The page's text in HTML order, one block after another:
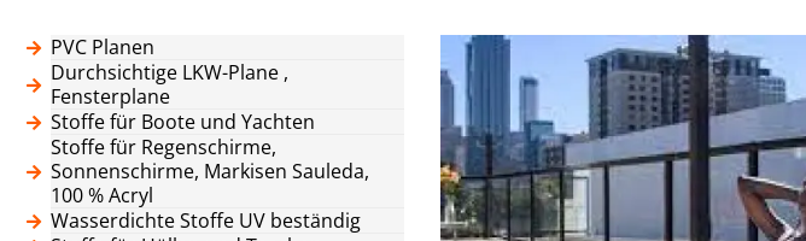
PVC Planen
Durchsichtige LKW-Plane ,
Fensterplane
Stoffe für Boote und Yachten
Stoffe für Regenschirme,
Sonnenschirme, Markisen Sauleda,
100 % Acryl
Wasserdichte Stoffe UV beständig